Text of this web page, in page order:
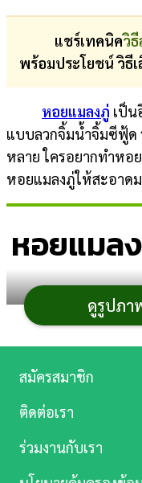
แชร์เทคนิควิ
พร้อมประโยชน์ วิธี
หอยแมลงภู่ เป็
แบบลวกจิ้มน้ำจิ้มซีฟู้ด
หลาย ใครอยากทำหอ
หอยแมลงภู่ให้สะอาด
หอยแมลง
ดูรูปภา
ตรวจ
ผล
บอล
สด
การ
เงิน
การ
บันเทิง
ดู
Music
สมัครสมาชิก
ติดต่อเรา
ร่วมงานกับเรา